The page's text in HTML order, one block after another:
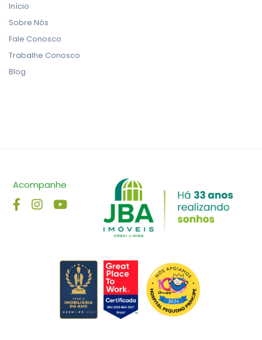
Início
Sobre Nós
Fale Conosco
Trabalhe Conosco
Blog
Acompanhe